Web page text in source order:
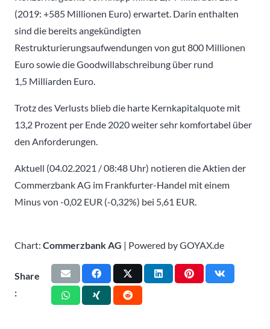
(2019: +585 Millionen Euro) erwartet. Darin enthalten
sind die bereits angekündigten
Restrukturierungsaufwendungen von gut 800 Millionen
Euro sowie die Goodwillabschreibung über rund
1,5 Milliarden Euro.
Trotz des Verlusts blieb die harte Kernkapitalquote mit
13,2 Prozent per Ende 2020 weiter sehr komfortabel über
den Anforderungen.
Aktuell (04.02.2021 / 08:48 Uhr) notieren die Aktien der
Commerzbank AG im Frankfurter-Handel mit einem
Minus von -0,02 EUR (-0,32%) bei 5,61 EUR.
Chart: Commerzbank AG | Powered by GOYAX.de
Share
: